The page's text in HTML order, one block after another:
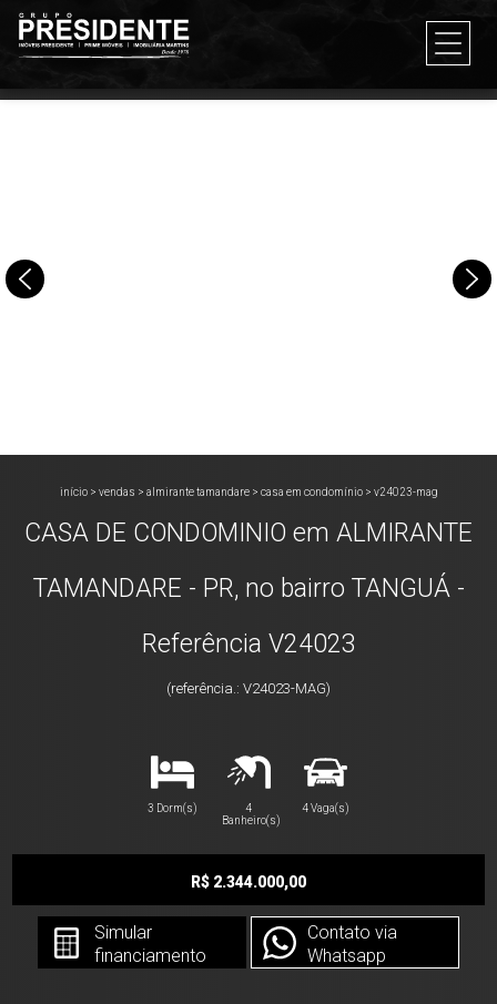
início> vendas > almirante tamandare> casa em condomínio> v24023-mag
CASA DE CONDOMINIO em ALMIRANTE
TAMANDARE - PR, no bairro TANGUÁ -
Referência V24023
(referência.: V24023-MAG)
3 Dorm(s)
4
Banheiro(s)
4 Vaga(s)
R$ 2.344.000,00
Simular
financiamento
Contato via
Whatsapp